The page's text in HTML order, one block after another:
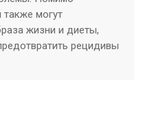
также могут
жизни и диеты,
рецидивы